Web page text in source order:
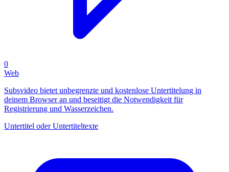
0
Web
Subsvideo bietet unbegrenzte und kostenlose Untertitelung in
deinem Browser an und beseitigt die Notwendigkeit für
Registrierung und Wasserzeichen.
Untertitel oder Untertiteltexte